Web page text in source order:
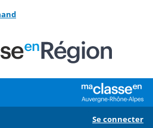
Se connecter